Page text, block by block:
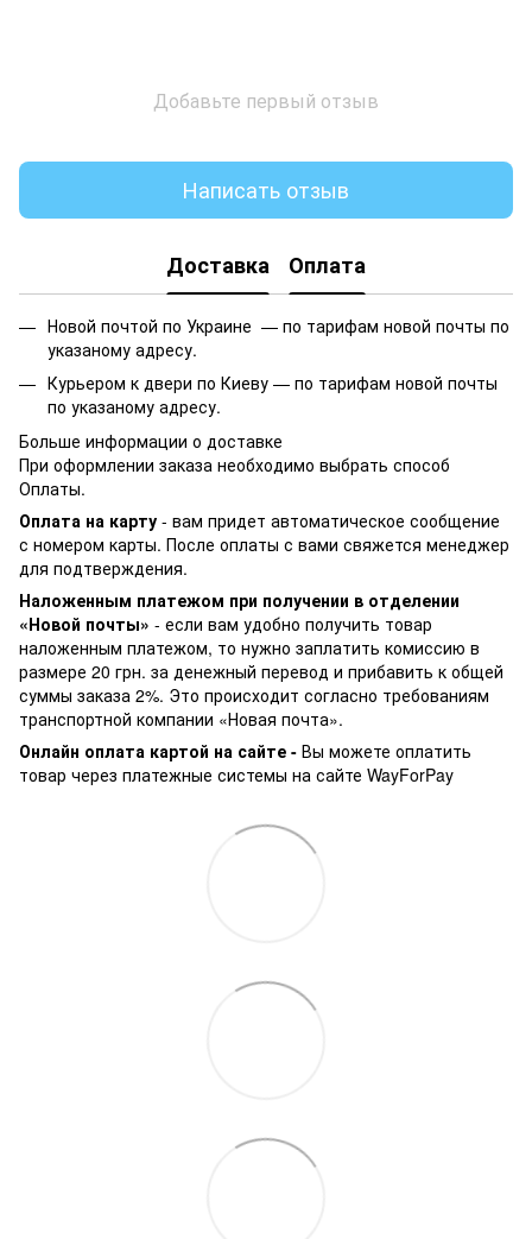
Добавьте первый отзыв
Написать отзыв
Доставка Оплата
Новой почтой по Украине — по тарифам новой почты по
указаному адресу.
Курьером к двери по Киеву — по тарифам новой почты
по указаному адресу.
Больше информации о доставке
При оформлении заказа необходимо выбрать способ
Оплаты.
Оплата на карту - вам придет автоматическое сообщение
с номером карты. После оплаты с вами свяжется менеджер
для подтверждения.
Наложенным платежом при получении в отделении
«Новой почты» - если вам удобно получить товар
наложенным платежом, то нужно заплатить комиссию в
размере 20 грн. за денежный перевод и прибавить к общей
суммы заказа 2%. Это происходит согласно требованиям
транспортной компании «Новая почта».
Онлайн оплата картой на сайте - Вы можете оплатить
товар через платежные системы на сайте WayForPay